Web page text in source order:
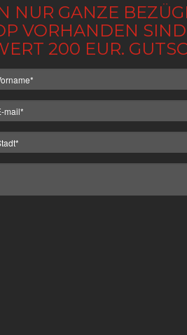
NUR GANZE
VORHANDEN
200 EUR.